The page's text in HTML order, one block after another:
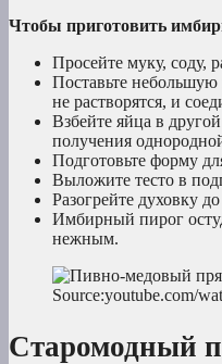
Чтобы приготовить
Просейте муку, соду,
Поставьте
не растворятся, и
Взбейте яйца в
получения
Подготовьте форму
Выложите тесто в
Разогрейте духовку
Имбирный пирог
нежным.
Source:youtube.com/
Старомодный